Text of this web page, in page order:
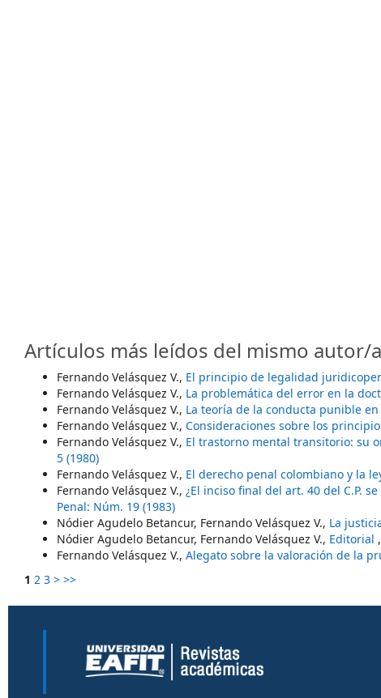
Artículos más leídos del mismo autor/a
Fernando Velásquez V., El principio de legalidad
Fernando Velásquez V., La problemática del error en la
Fernando Velásquez V., La teoría de la conducta punible
Fernando Velásquez V., Consideraciones sobre los
Fernando Velásquez V., El trastorno mental transitorio: su
5 (1980)
Fernando Velásquez V., El derecho penal colombiano y la
Fernando Velásquez V., ¿El inciso final del art. 40 del C.P.
Penal: Núm. 19 (1983)
Nódier Agudelo Betancur, Fernando Velásquez V., La
Nódier Agudelo Betancur, Fernando Velásquez V., Editorial ,
Fernando Velásquez V., Alegato sobre la valoración de la
1 2 3 > >>